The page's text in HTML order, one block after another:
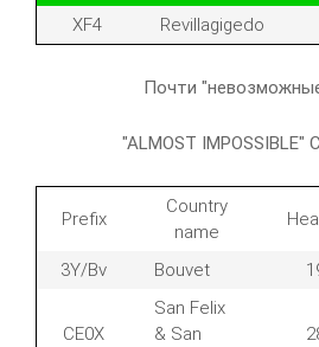
XF4 Revillagigedo
Почти
"ALMOST IMPOSSIBLE"
Prefix
Country
name
3Y/Bv Bouvet
CE0X
San Felix
& San